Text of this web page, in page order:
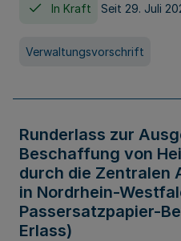
In Kraft Seit 29. Juli
Verwaltungsvorschrift
Runderlass zur
Beschaffung von
durch die Zentralen
in Nordrhein-
Passersatzpapier-
Erlass)